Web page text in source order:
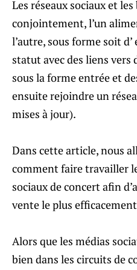
Les réseaux sociaux et
conjointement, l’un
l’autre, sous forme soit
statut avec des liens
sous la forme entrée et
ensuite rejoindre un
mises à jour).
Dans cette article, nous
comment faire travailler
sociaux de concert afin
vente le plus
Alors que les médias
bien dans les circuits de